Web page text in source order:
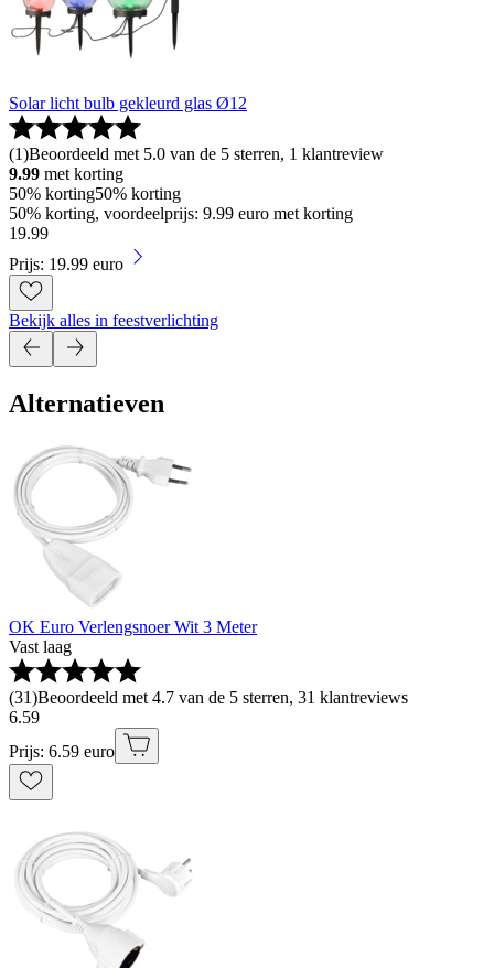
Solar licht bulb gekleurd glas Ø12
(1)Beoordeeld met 5.0 van de 5 sterren, 1 klantreview
9.99 met korting
50% korting50% korting
50% korting, voordeelprijs: 9.99 euro met korting
19.99
Prijs: 19.99 euro
Bekijk alles in feestverlichting
Alternatieven
OK Euro Verlengsnoer Wit 3 Meter
Vast laag
(31)Beoordeeld met 4.7 van de 5 sterren, 31 klantreviews
6.59
Prijs: 6.59 euro